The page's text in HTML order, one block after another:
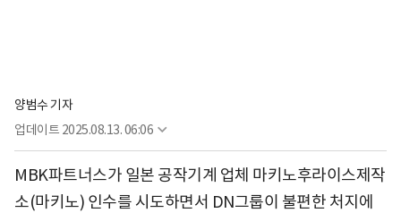
양범수 기자
업데이트 2025.08.13. 06:06
MBK파트너스가 일본 공작기계 업체 마키노후라이스제작
소(마키노) 인수를 시도하면서 DN그룹이 불편한 처지에